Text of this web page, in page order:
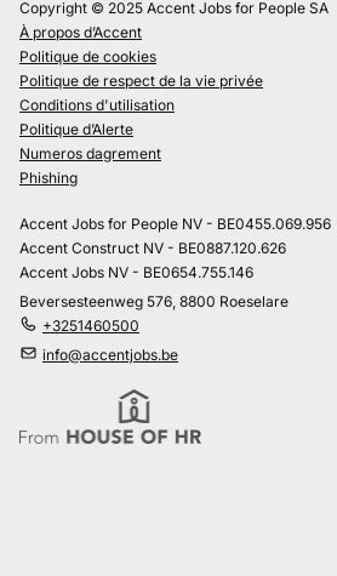
Copyright © 2025 Accent Jobs for People SA
À propos d’Accent
Politique de cookies
Politique de respect de la vie privée
Conditions d'utilisation
Politique d’Alerte
Numeros dagrement
Phishing
Accent Jobs for People NV - BE0455.069.956
Accent Construct NV - BE0887.120.626
Accent Jobs NV - BE0654.755.146
Beversesteenweg 576, 8800 Roeselare
+3251460500
info@accentjobs.be